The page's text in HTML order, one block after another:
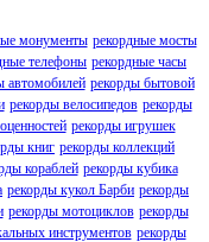
монументы рекордные мосты
телефоны рекордные часы
автомобилей рекорды бытовой
рекорды велосипедов рекорды
рекорды игрушек
книг рекорды коллекций
кораблей рекорды кубика
рекорды кукол Барби рекорды
рекорды мотоциклов рекорды
инструментов рекорды